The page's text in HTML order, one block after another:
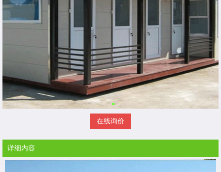
在线询价
详细内容